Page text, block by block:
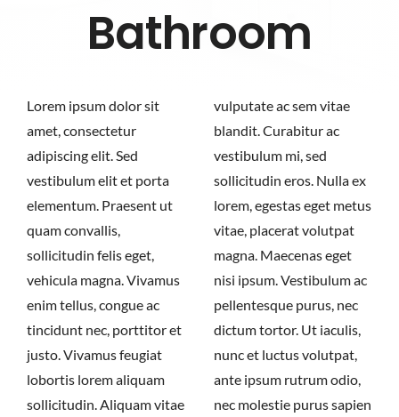
Bathroom
Lorem ipsum dolor sit
amet, consectetur
adipiscing elit. Sed
vestibulum elit et porta
elementum. Praesent ut
quam convallis,
sollicitudin felis eget,
vehicula magna. Vivamus
enim tellus, congue ac
tincidunt nec, porttitor et
justo. Vivamus feugiat
lobortis lorem aliquam
sollicitudin. Aliquam vitae
vulputate ac sem vitae
blandit. Curabitur ac
vestibulum mi, sed
sollicitudin eros. Nulla ex
lorem, egestas eget metus
vitae, placerat volutpat
magna. Maecenas eget
nisi ipsum. Vestibulum ac
pellentesque purus, nec
dictum tortor. Ut iaculis,
nunc et luctus volutpat,
ante ipsum rutrum odio,
nec molestie purus sapien